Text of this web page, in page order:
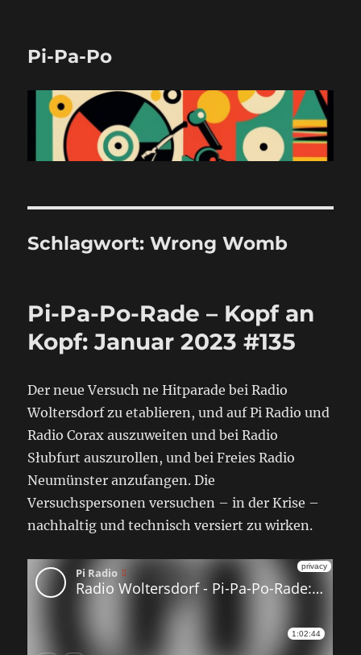
Pi-Pa-Po
Schlagwort:Wrong Womb
Pi-Pa-Po-Rade – Kopf an
Kopf: Januar 2023 #135
Der neue Versuch ne Hitparade bei Radio
Woltersdorf zu etablieren, und auf Pi Radio und
Radio Corax auszuweiten und bei Radio
Słubfurt auszurollen, und bei Freies Radio
Neumünster anzufangen. Die
Versuchspersonen versuchen – in der Krise –
nachhaltig und technisch versiert zu wirken.